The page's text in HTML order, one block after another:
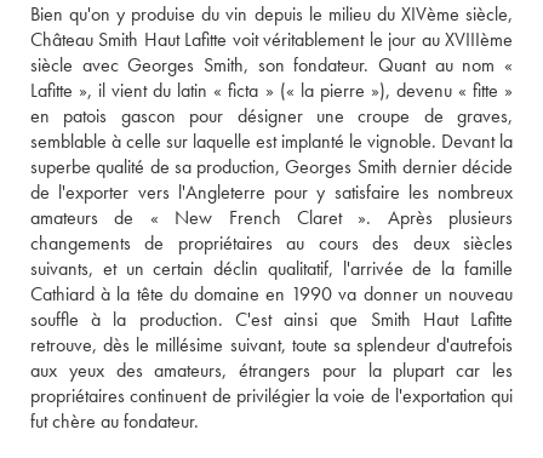
Bien qu'on y produise du vin depuis le milieu du XIVème siècle,
Château Smith Haut Lafitte voit véritablement le jour au XVIIIème
siècle avec Georges Smith, son fondateur. Quant au nom «
Lafitte », il vient du latin « ficta » (« la pierre »), devenu « fitte »
en patois gascon pour désigner une croupe de graves,
semblable à celle sur laquelle est implanté le vignoble. Devant la
superbe qualité de sa production, Georges Smith dernier décide
de l'exporter vers l'Angleterre pour y satisfaire les nombreux
amateurs de « New French Claret ». Après plusieurs
changements de propriétaires au cours des deux siècles
suivants, et un certain déclin qualitatif, l'arrivée de la famille
Cathiard à la tête du domaine en 1990 va donner un nouveau
souffle à la production. C'est ainsi que Smith Haut Lafitte
retrouve, dès le millésime suivant, toute sa splendeur d'autrefois
aux yeux des amateurs, étrangers pour la plupart car les
propriétaires continuent de privilégier la voie de l'exportation qui
fut chère au fondateur.